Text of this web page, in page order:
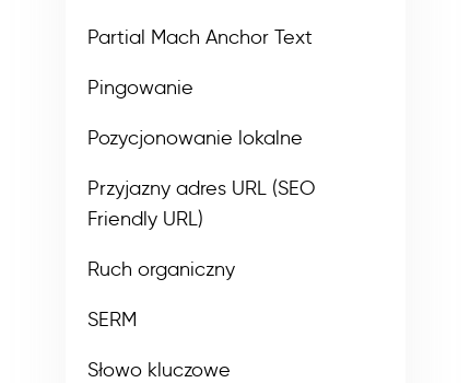
Partial Mach Anchor Text
Pingowanie
Pozycjonowanie lokalne
Przyjazny adres URL (SEO
Friendly URL)
Ruch organiczny
SERM
Słowo kluczowe